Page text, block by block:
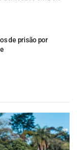
de prisão por